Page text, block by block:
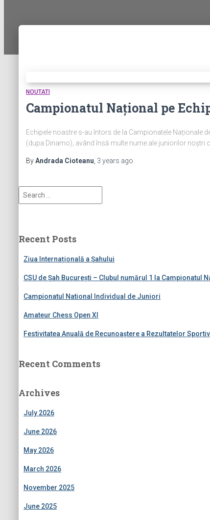
NOUTATI
Campionatul Național pe
Echipele noastre s-au întors de la Campionatele Naționale
(dupa Dinamo), având însă multe nume ale juniorilor noștri
ByAndrada Cioteanu 3 years ago
e
c
Recent Posts
Ziua Internațională a Șahului
CSU de Șah București – Clubul numărul 1 la Campionatul
Campionatul National Individual de Juniori
Amateur Chess Open XI
Festivitatea Anuală de Recunoaștere a Rezultatelor
Recent Comments
Archives
July 2026
June 2026
May 2026
March 2026
November 2025
June 2025